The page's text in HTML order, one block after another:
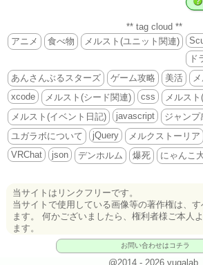
** tag cloud **
アニメ
食べ物 メルスト(ユニット関連)
ド
あんさんぶるスターズ
ゲーム攻略 美活
xcode
メルスト(シード関連) css
メルス
メルスト(イベント日記)
javascript ジャンプ
ユガラボについて
jQuery メルクストーリア
VRChat
json デンホルム 爆死 にゃんこ
当サイトはリンクフリーです。
当サイトで使用している画像等の著作権は、
ます。 何かございましたら、権利者様ご本人
ます。
お問い合わせはコチラ
@2014 - 2026 yugalab.